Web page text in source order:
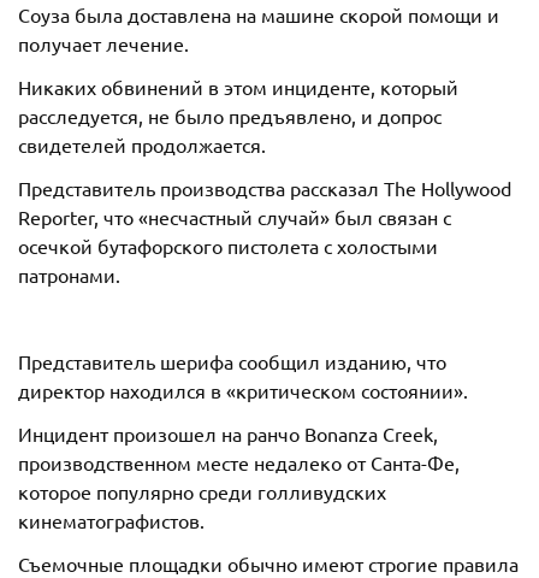
Соуза была доставлена на машине скорой помощи и
получает лечение.
Никаких обвинений в этом инциденте, который
расследуется, не было предъявлено, и допрос
свидетелей продолжается.
Представитель производства рассказал The Hollywood
Reporter, что «несчастный случай» был связан с
осечкой бутафорского пистолета с холостыми
патронами.
Представитель шерифа сообщил изданию, что
директор находился в «критическом состоянии».
Инцидент произошел на ранчо Bonanza Creek,
производственном месте недалеко от Санта-Фе,
которое популярно среди голливудских
кинематографистов.
Съемочные площадки обычно имеют строгие правила